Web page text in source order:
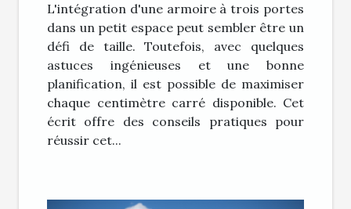
L'intégration d'une armoire à trois portes
dans un petit espace peut sembler être un
défi de taille. Toutefois, avec quelques
astuces ingénieuses et une bonne
planification, il est possible de maximiser
chaque centimètre carré disponible. Cet
écrit offre des conseils pratiques pour
réussir cet...